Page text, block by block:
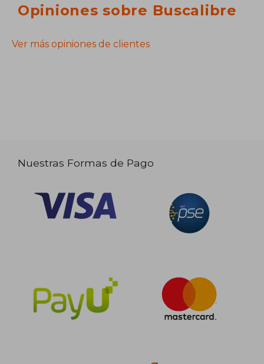
Opiniones sobre Buscalibre
Ver más opiniones de clientes
Nuestras Formas de Pago